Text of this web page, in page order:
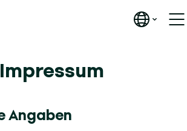
Impressum
Angaben